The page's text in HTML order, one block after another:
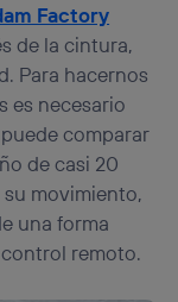
Factory
de la cintura,
Para hacernos
es necesario
comparar
de casi 20
movimiento,
una forma
remoto.